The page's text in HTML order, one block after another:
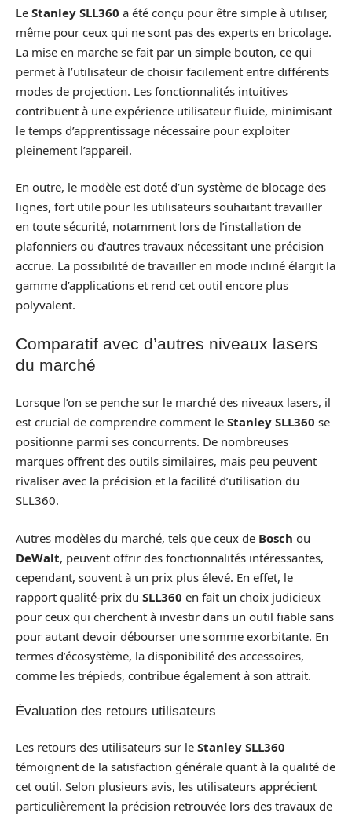
Le Stanley SLL360 a été conçu pour être simple à utiliser,
même pour ceux qui ne sont pas des experts en bricolage.
La mise en marche se fait par un simple bouton, ce qui
permet à l’utilisateur de choisir facilement entre différents
modes de projection. Les fonctionnalités intuitives
contribuent à une expérience utilisateur fluide, minimisant
le temps d’apprentissage nécessaire pour exploiter
pleinement l’appareil.
En outre, le modèle est doté d’un système de blocage des
lignes, fort utile pour les utilisateurs souhaitant travailler
en toute sécurité, notamment lors de l’installation de
plafonniers ou d’autres travaux nécessitant une précision
accrue. La possibilité de travailler en mode incliné élargit la
gamme d’applications et rend cet outil encore plus
polyvalent.
Comparatif avec d’autres niveaux lasers
du marché
Lorsque l’on se penche sur le marché des niveaux lasers, il
est crucial de comprendre comment le Stanley SLL360 se
positionne parmi ses concurrents. De nombreuses
marques offrent des outils similaires, mais peu peuvent
rivaliser avec la précision et la facilité d’utilisation du
SLL360.
Autres modèles du marché, tels que ceux de Bosch ou
DeWalt, peuvent offrir des fonctionnalités intéressantes,
cependant, souvent à un prix plus élevé. En effet, le
rapport qualité-prix du SLL360 en fait un choix judicieux
pour ceux qui cherchent à investir dans un outil fiable sans
pour autant devoir débourser une somme exorbitante. En
termes d’écosystème, la disponibilité des accessoires,
comme les trépieds, contribue également à son attrait.
Évaluation des retours utilisateurs
Les retours des utilisateurs sur le Stanley SLL360
témoignent de la satisfaction générale quant à la qualité de
cet outil. Selon plusieurs avis, les utilisateurs apprécient
particulièrement la précision retrouvée lors des travaux de